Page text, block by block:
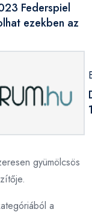
Federspiel
ezekben az
gyümölcsös
a